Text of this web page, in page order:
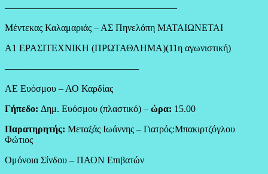
——————————————————
Μέντεκας Καλαμαριάς – ΑΣ Πηνελόπη ΜΑΤΑΙΩΝΕΤΑΙ
Α1 ΕΡΑΣΙΤΕΧΝΙΚΗ (ΠΡΩΤΑΘΛΗΜΑ)(11η αγωνιστική)
——————————————
ΑΕ Ευόσμου – ΑΟ Καρδίας
Γήπεδο: Δημ. Ευόσμου (πλαστικό) – ώρα: 15.00
Παρατηρητής: Μεταξάς Ιωάννης – Γιατρός:Μπακιρτζόγλου
Φώτιος
Ομόνοια Σίνδου – ΠΑΟΝ Επιβατών